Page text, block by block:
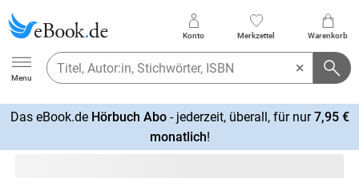
Ebook.de
Menu
Konto Merkzettel Warenkorb
Das eBook.de Hörbuch Abo- jederzeit, überall, für nur7,95 €
monatlich!